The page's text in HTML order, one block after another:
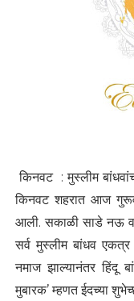
किनवट : मुस्लीम
किनवट शहरात आज
आली. सकाळी साडे नऊ
सर्व मुस्लीम बांधव
नमाज झाल्यानंतर हिंदू
मुबारक’ म्हणत ईदच्या